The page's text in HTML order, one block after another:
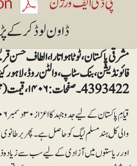
مشرقی پاکستان ،ٹوٹا ہوا تارا، الطاف حسن
4393422 ۔ صفحات: ۱۴۰۶، قیمت (مجلد): ۵۰۰۰ روپے۔
والی کُل ہند مسلم لیگ کو حاصل ہے۔ پھر
اور ریاستوں میں آزادی کے لیے سب سے زیادہ